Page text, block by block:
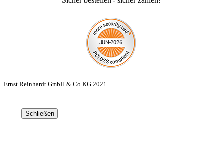
Ernst Reinhardt GmbH & Co KG 2021
Schließen